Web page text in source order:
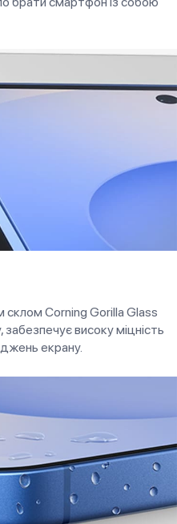
склом Corning Gorilla Glass
високу міцність
екрану.